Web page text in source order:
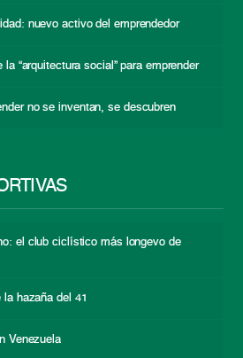
nuevo activo del emprendedor
la “arquitectura social” para emprender
no se inventan, se descubren
el club ciclístico más longevo de
la hazaña del 41
Venezuela